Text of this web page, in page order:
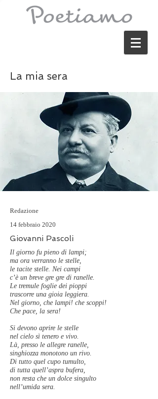
La mia sera
Redazione
14 febbraio 2020
Giovanni Pascoli
Il giorno fu pieno di lampi;
ma ora verranno le stelle,
le tacite stelle. Nei campi
c’è un breve gre gre di ranelle.
Le tremule foglie dei pioppi
trascorre una gioia leggiera.
Nel giorno, che lampi! che scoppi!
Che pace, la sera!
Si devono aprire le stelle
nel cielo sì tenero e vivo.
Là, presso le allegre ranelle,
singhiozza monotono un rivo.
Di tutto quel cupo tumulto,
di tutta quell’aspra bufera,
non resta che un dolce singulto
nell’umida sera.